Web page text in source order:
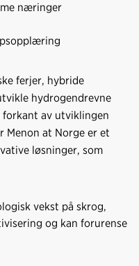
næringer
ferjer, hybride
hydrogendrevne
av utviklingen
Menon at Norge er et
løsninger, som
vekst på skrog,
og kan forurense